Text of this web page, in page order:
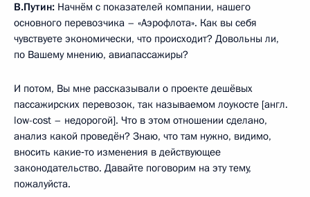
В.Путин: Начнём с показателей компании, нашего
основного перевозчика – «Аэрофлота». Как вы себя
чувствуете экономически, что происходит? Довольны ли,
по Вашему мнению, авиапассажиры?
И потом, Вы мне рассказывали о проекте дешёвых
пассажирских перевозок, так называемом лоукосте [англ.
low-cost – недорогой]. Что в этом отношении сделано,
анализ какой проведён? Знаю, что там нужно, видимо,
вносить какие‑то изменения в действующее
законодательство. Давайте поговорим на эту тему,
пожалуйста.